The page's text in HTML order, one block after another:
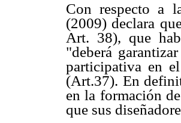
Con respecto a
(2009) declara
Art. 38), que
"deberá
participativa en
(Art.37). En
en la formación
que sus